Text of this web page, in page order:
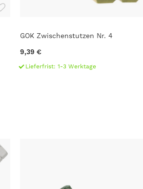
GOK Zwischenstutzen Nr. 4
9,39 €
Lieferfrist: 1-3 Werktage